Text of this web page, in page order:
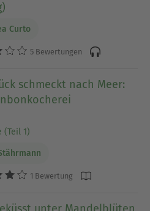
Curto
5 Bewertungen
schmeckt nach Meer:
(Teil 1)
1 Bewertung